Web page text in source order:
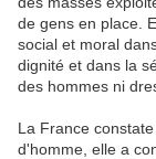
de gens en place.
social et moral
dignité et dans la
des hommes ni
La France
d'homme, elle a